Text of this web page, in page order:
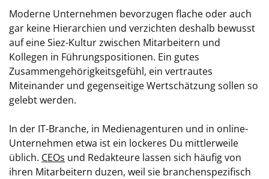
Moderne Unternehmen bevorzugen flache oder auch
gar keine Hierarchien und verzichten deshalb bewusst
auf eine Siez-Kultur zwischen Mitarbeitern und
Kollegen in Führungspositionen. Ein gutes
Zusammengehörigkeitsgefühl, ein vertrautes
Miteinander und gegenseitige Wertschätzung sollen so
gelebt werden.
In der IT-Branche, in Medienagenturen und in online-
Unternehmen etwa ist ein lockeres Du mittlerweile
üblich. CEOs und Redakteure lassen sich häufig von
ihren Mitarbeitern duzen, weil sie branchenspezifisch